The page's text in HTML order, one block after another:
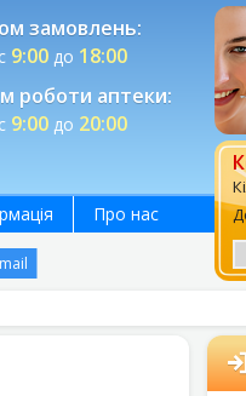
замовлень:
9:00до 18:00
роботи аптеки:
9:00до 20:00
Про нас